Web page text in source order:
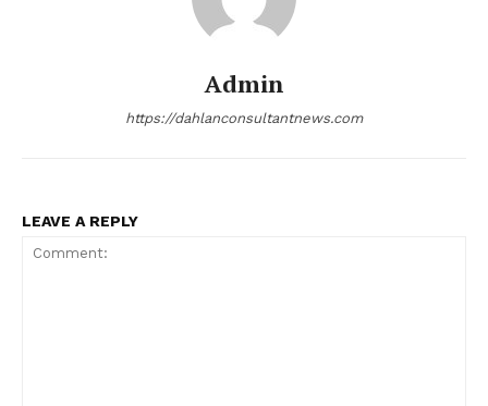
Admin
https://dahlanconsultantnews.com
LEAVE A REPLY